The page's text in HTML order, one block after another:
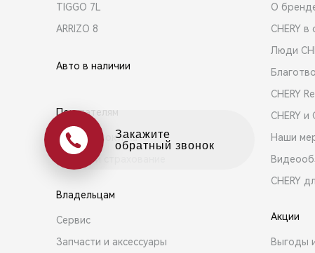
TIGGO 7L
ARRIZO 8
Авто в наличии
Покупателям
Выбор и покупка
Кредит и страхование
Владельцам
Сервис
Запчасти и аксессуары
О
CHERY в
Люди
CHERY
CHERY
Наши
CHERY
Акции
Выгоды
Оцените свой авто
в обмен на новый